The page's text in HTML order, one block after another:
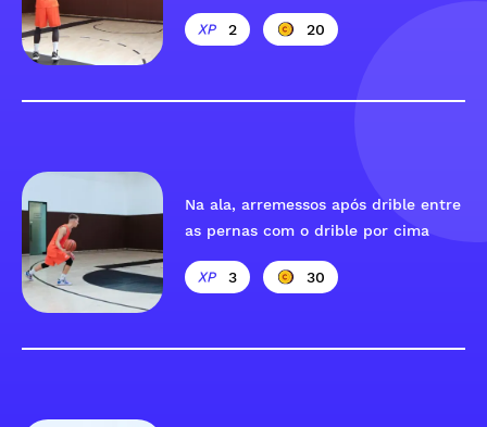
2 20
Na ala, arremessos após drible entre
as pernas com o drible por cima
3 30